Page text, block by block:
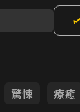
驚悚 療癒